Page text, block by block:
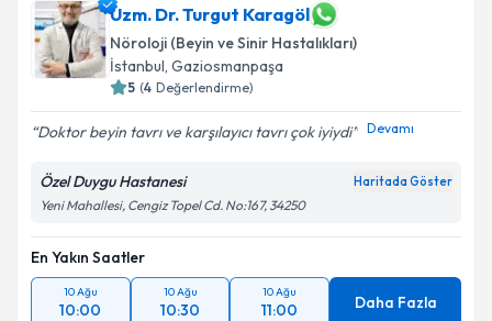
Uzm. Dr. Turgut Karagöl
Nöroloji (Beyin ve Sinir Hastalıkları)
İstanbul, Gaziosmanpaşa
5 (4 Değerlendirme)
Doktor beyin tavrı ve karşılayıcı tavrı çok iyiydi Devamı
Özel Duygu Hastanesi Haritada Göster
Yeni Mahallesi, Cengiz Topel Cd. No:167, 34250
En Yakın Saatler
10 Ağu
10:00
10 Ağu
10:30
10 Ağu
11:00 Daha Fazla